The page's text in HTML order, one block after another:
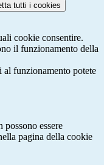
tutti i cookies
cookie consentire.
il funzionamento della
al funzionamento potete
essere
pagina della cookie